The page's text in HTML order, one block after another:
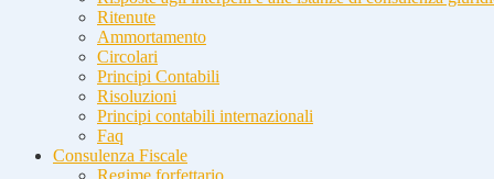
Ritenute
Ammortamento
Circolari
Principi Contabili
Risoluzioni
Principi contabili internazionali
Faq
Consulenza Fiscale
Regime forfettario